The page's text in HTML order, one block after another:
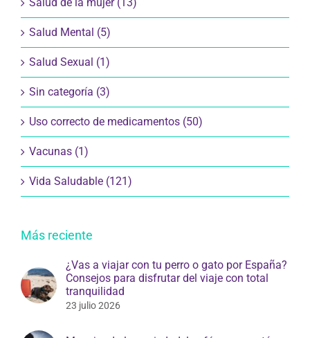
Salud Mental (5)
Salud Sexual (1)
Sin categoría (3)
Uso correcto de medicamentos (50)
Vacunas (1)
Vida Saludable (121)
Más reciente
¿Vas a viajar con tu perro o gato por España?
Consejos para disfrutar del viaje con total
tranquilidad
23 julio 2026